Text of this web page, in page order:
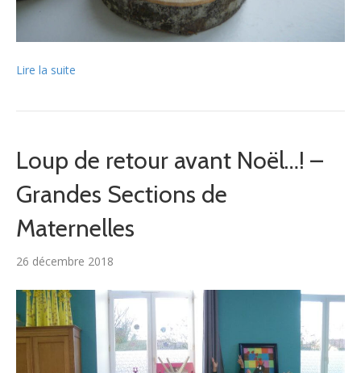
Lire la suite
Loup de retour avant Noël…! –
Grandes Sections de
Maternelles
26 décembre 2018